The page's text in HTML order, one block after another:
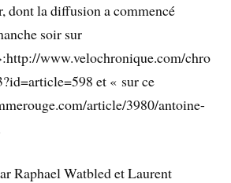
dont la diffusion a commencé
soir sur
www.velochronique.com/chro
et « sur ce
article/3980/antoine-
Raphael Watbled et Laurent